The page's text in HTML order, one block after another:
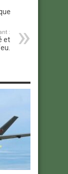
:
et